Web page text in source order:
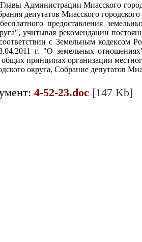
Администрации Миасского
депутатов Миасского
предоставления
учитывая рекомендации
с Земельным кодексом
г. "О земельных
принципах организации
округа, Собрание депутатов
4-52-23.doc [147 Kb]